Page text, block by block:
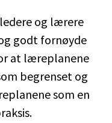
og lærere
godt fornøyde
at læreplanene
begrenset og
som en